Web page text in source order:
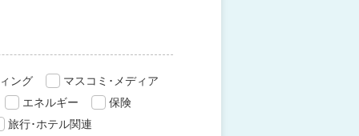
ング
マスコミ･メディア
エネルギー
保険
旅行･ホテル関連